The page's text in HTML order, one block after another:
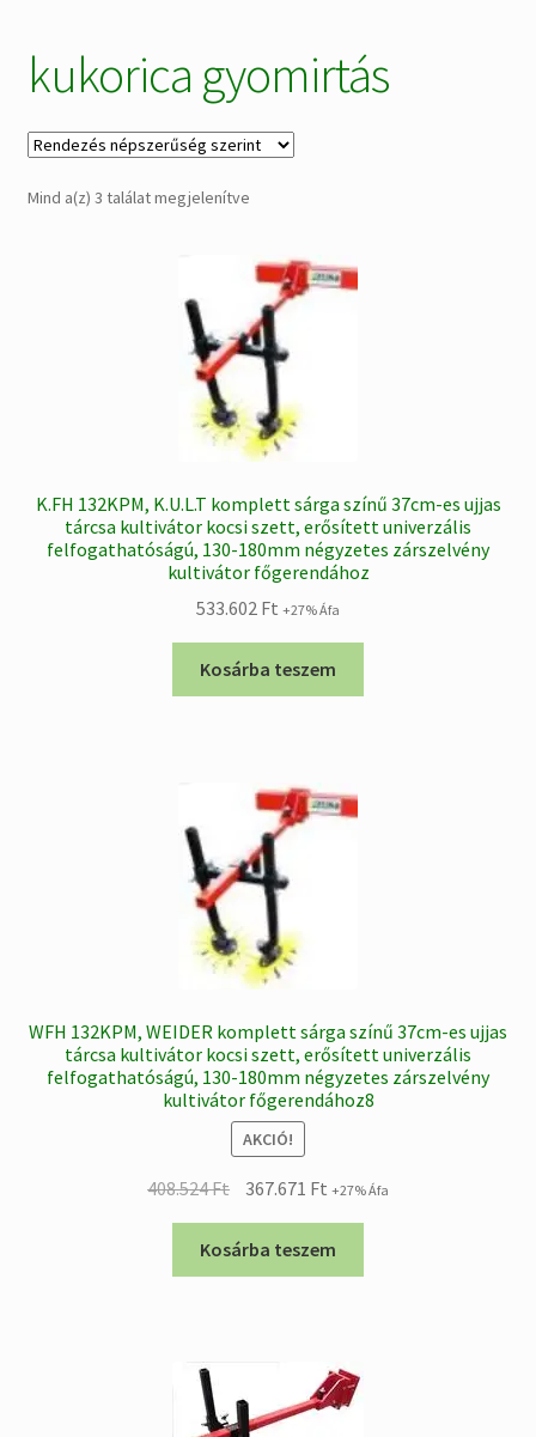
Kiárusítás % !
AKCIÓS Újdonságok!
kukorica gyomirtás
Mind a(z) 3 találat megjelenítveSorted
K.FH 132KPM, K.U.L.T komplett sárga színű 37cm-es ujjas
tárcsa kultivátor kocsi szett, erősített univerzális
felfogathatóságú, 130-180mm négyzetes zárszelvény
kultivátor főgerendához
533.602 Ft +27% Áfa
Kosárba teszem
WFH 132KPM, WEIDER komplett sárga színű 37cm-es ujjas
tárcsa kultivátor kocsi szett, erősített univerzális
felfogathatóságú, 130-180mm négyzetes zárszelvény
kultivátor főgerendához8
AKCIÓ!
408.524Ft
Original
was:
408.524 Ft.
367.671 FtCurrent
is:
367.671 Ft.
+27% Áfa
Kosárba teszem